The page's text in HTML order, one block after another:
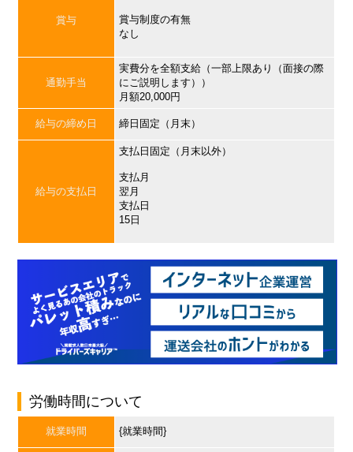
賞与
賞与制度の有無
なし
通勤手当
実費分を全額支給（一部上限あり（面接の際
にご説明します））
月額20,000円
給与の締め日 締日固定（月末）
給与の支払日
支払日固定（月末以外）
支払月
翌月
支払日
15日
労働時間について
就業時間 {就業時間}